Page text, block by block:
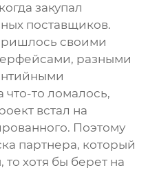
закупал
поставщиков.
своими
разными
что-то ломалось,
встал на
Поэтому
партнера, который
то хотя бы берет на